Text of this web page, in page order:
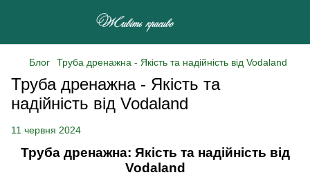
Блог Труба дренажна - Якість та надійність від Vodaland
Труба дренажна - Якість та
надійність від Vodaland
11 червня 2024
Труба дренажна: Якість та надійність від
Vodaland